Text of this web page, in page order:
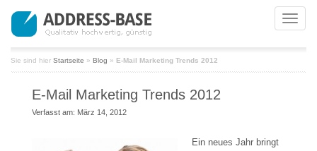
Toggle
Sie sind hier Startseite » Blog » E-Mail Marketing Trends 2012
E-Mail Marketing Trends 2012
Verfasst am: März 14, 2012
Ein neues Jahr bringt